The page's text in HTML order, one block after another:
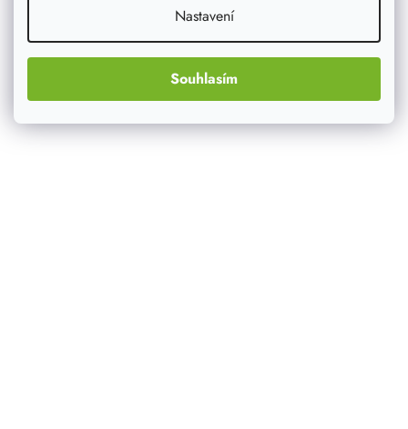
Nastavení
Souhlasím